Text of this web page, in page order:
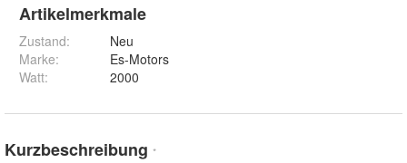
Artikelmerkmale
Zustand:
Neu
Marke:
Es-Motors
Watt: 2000
Kurzbeschreibung *